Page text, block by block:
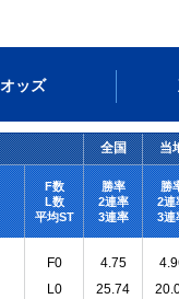
オッズ
全国 当
F数
L数
平均ST
勝率
2連率
3連率
勝
2連
3連
F0
L0
4.75
25.74